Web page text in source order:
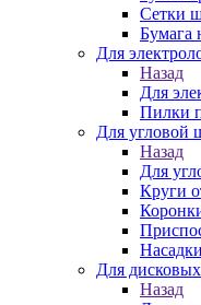
Сетки
Бумага
Для
Назад
Для
Пилки
Для угловой
Назад
Для
Круги
Для
Назад